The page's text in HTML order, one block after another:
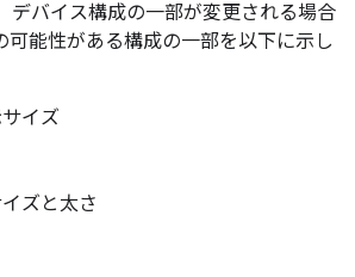
デバイス構成の一部が変更される場合
可能性がある構成の一部を以下に示し
イズ
ズと太さ